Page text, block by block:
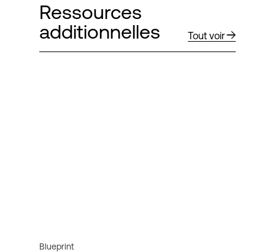
Ressources
additionnelles
Tout voir
Blueprint